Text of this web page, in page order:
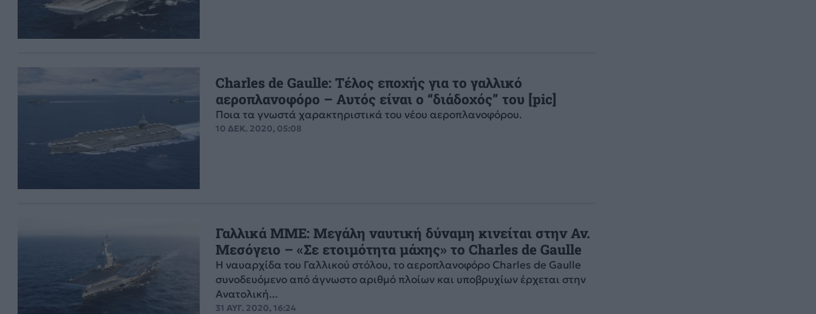
Charles de Gaulle: Τέλος εποχής για το γαλλικό
αεροπλανοφόρο – Αυτός είναι ο “διάδοχός” του [pic]
Ποια τα γνωστά χαρακτηριστικά του νέου αεροπλανοφόρου.
10 ΔΕΚ. 2020, 05:08
Γαλλικά ΜΜΕ: Μεγάλη ναυτική δύναμη κινείται στην Αν.
Μεσόγειο – «Σε ετοιμότητα μάχης» το Charles de Gaulle
Η ναυαρχίδα του Γαλλικού στόλου, το αεροπλανοφόρο Charles de Gaulle
συνοδευόμενο από άγνωστο αριθμό πλοίων και υποβρυχίων έρχεται στην
Ανατολική...
31 ΑΥΓ. 2020, 16:24